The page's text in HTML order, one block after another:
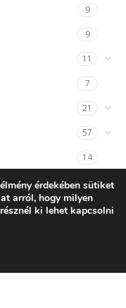
9
9
11
7
21
57
14
érdekében sütiket
arról, hogy milyen
résznél ki lehet kapcsolni